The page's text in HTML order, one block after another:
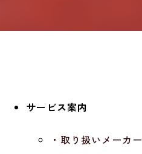
サービス案内
・取り扱いメーカー